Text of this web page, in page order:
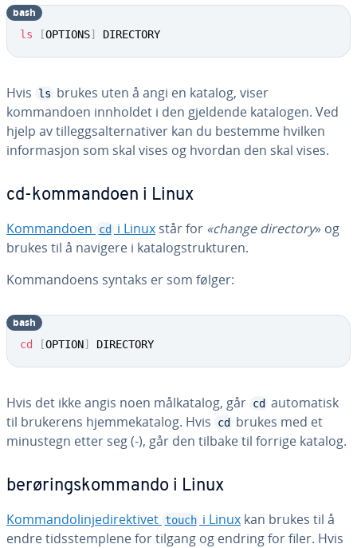
ls [OPTIONS] DIRECTORY
bash
Hvis ls brukes uten å angi en katalog, viser
kommandoen innholdet i den gjeldende katalogen. Ved
hjelp av tilleggsalternativer kan du bestemme hvilken
informasjon som skal vises og hvordan den skal vises.
cd-kommandoen i Linux
Kommandoen cd i Linux står for «change directory» og
brukes til å navigere i katalogstrukturen.
Kommandoens syntaks er som følger:
cd [OPTION] DIRECTORY
bash
Hvis det ikke angis noen målkatalog, går cd automatisk
til brukerens hjemmekatalog. Hvis
cd
brukes med et
minustegn etter seg (-), går den tilbake til forrige katalog.
berøringskommando i Linux
Kommandolinjedirektivet touch i Linux kan brukes til å
endre tidsstemplene for tilgang og endring for filer. Hvis